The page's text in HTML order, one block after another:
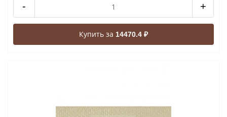
- +
Купить за 14470.4 ₽